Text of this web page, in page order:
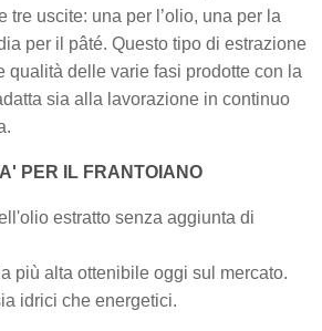
tre uscite: una per l’olio, una per la
per il pâté. Questo tipo di estrazione
qualità delle varie fasi prodotte con la
sia alla lavorazione in continuo
PER IL FRANTOIANO
estratto senza aggiunta di
più alta ottenibile oggi sul mercato.
idrici che energetici.